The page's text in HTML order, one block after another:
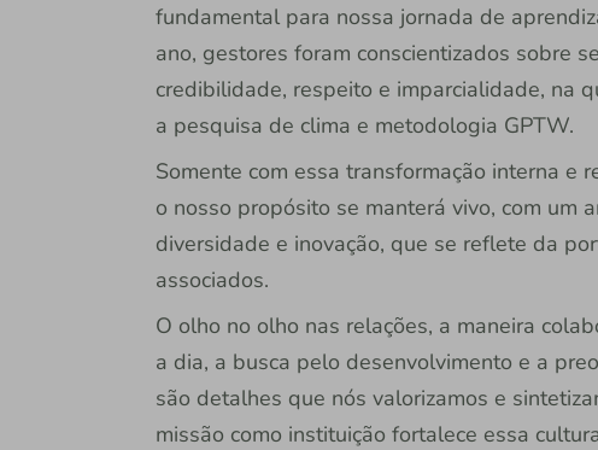
fundamental para nossa jornada de
ano, gestores foram conscientizados sobre
credibilidade, respeito e imparcialidade, na
a pesquisa de clima e metodologia GPTW.
Somente com essa transformação interna e
o nosso propósito se manterá vivo, com um
diversidade e inovação, que se reflete da
associados.
O olho no olho nas relações, a maneira
a dia, a busca pelo desenvolvimento e a
são detalhes que nós valorizamos e
missão como instituição fortalece essa